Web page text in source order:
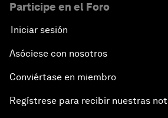
Participe en el Foro
Iniciar sesión
Asóciese con nosotros
Conviértase en miembro
Regístrese para recibir nuestras